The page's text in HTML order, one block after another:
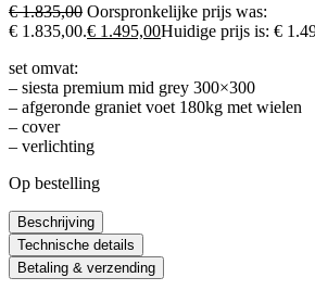
€ 1.835,00 Oorspronkelijke prijs was:
€ 1.835,00.€ 1.495,00Huidige prijs is: €
set omvat:
– siesta premium mid grey 300×300
– afgeronde graniet voet 180kg met wielen
– cover
– verlichting
Op bestelling
Beschrijving
Technische details
Betaling & verzending